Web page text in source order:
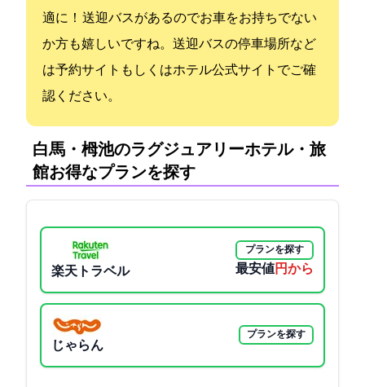
適に！ 送迎バスがあるのでお車をお持ちでない
か方も嬉しいですね。送迎バスの停車場所など
は予約サイトもしくはホテル公式サイトでご確
認ください。
白馬・栂池のラグジュアリーホテル・旅
館:お得なプランを探す
楽天トラベル
プランを探す
最安値6500円から
じゃらん
プランを探す